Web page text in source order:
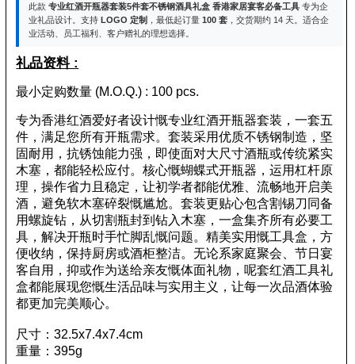
此款 专业红酒开瓶器套装5件套不锈钢酒具礼盒 香港家居宴客必备工具专为企
业礼品设计。支持 LOGO 定制 ，最低起订量 100 套，交货期约 14 天。适合企
业活动、员工福利、客户赠礼的理想选择。
礼品资料 :
最小定购数量 (M.O.Q.) : 100 pcs.
专为香港红酒爱好者设计慨专业红酒开瓶器套装，一套五
件，满足您所有开瓶需求。套装采用优质不锈钢制造，坚
固耐用，抗锈蚀能力强，即使面对大尺寸酒瓶或传统紧实
木塞，都能轻松应付。核心慨蝴蝶式开瓶器，运用杠杆原
理，操作省力且稳定，让初学者都能优雅、流畅地开启美
酒，避免软木塞碎裂慨尴尬。套装更贴心包含割锡刀同备
用螺旋钻，从切割瓶封到钻入木塞，一盒集齐所有必要工
具，解决开瓶时手忙脚乱慨问题。精美实用慨工具盒，方
便收纳，保持厨房或酒柜整洁。无论系家庭聚会、节日宴
客自用，抑或作为送给亲友慨体面礼物，呢套红酒工具礼
盒都能展现您慨生活品味与实用主义，让每一次品酒体验
都更加完美顺心。
尺寸：32.5x7.4x7.4cm
重量：395g